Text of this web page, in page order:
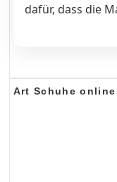
dafür, dass die
Art Schuhe